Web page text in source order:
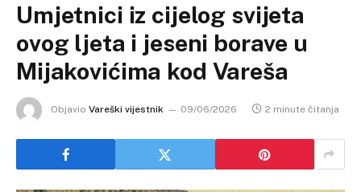
Umjetnici iz cijelog svijeta
ovog ljeta i jeseni borave u
Mijakovićima kod Vareša
Objavio Vareški vijestnik 09/06/2026 2 minute čitanja